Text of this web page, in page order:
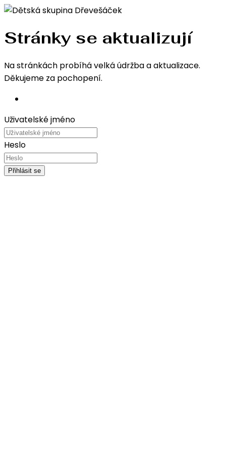
Stránky se aktualizují
Na stránkách probíhá velká údržba a aktualizace.
Děkujeme za pochopení.
Uživatelské jméno
Heslo